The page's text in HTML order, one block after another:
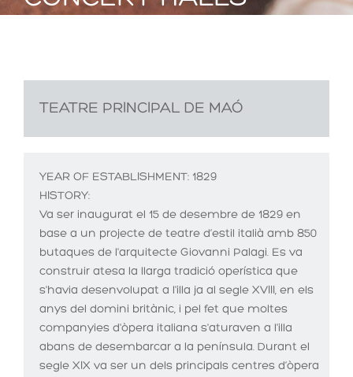
TEATRE PRINCIPAL DE MAÓ
YEAR OF ESTABLISHMENT: 1829
HISTORY:
Va ser inaugurat el 15 de desembre de 1829 en
base a un projecte de teatre d’estil italià amb 850
butaques de l'arquitecte Giovanni Palagi. Es va
construir atesa la llarga tradició operística que
s'havia desenvolupat a l'illa ja al segle XVIII, en els
anys del domini britànic, i pel fet que moltes
companyies d'òpera italiana s'aturaven a l'illa
abans de desembarcar a la península. Durant el
segle XIX va ser un dels principals centres d’òpera